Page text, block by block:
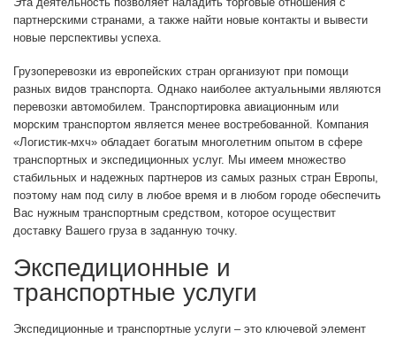
партнерскими странами, а также найти новые контакты и вывести
новые перспективы успеха.
Грузоперевозки из европейских стран организуют при помощи
разных видов транспорта. Однако наиболее актуальными являются
перевозки автомобилем. Транспортировка авиационным или
морским транспортом является менее востребованной. Компания
«Логистик-мхч» обладает богатым многолетним опытом в сфере
транспортных и экспедиционных услуг. Мы имеем множество
стабильных и надежных партнеров из самых разных стран Европы,
поэтому нам под силу в любое время и в любом городе обеспечить
Вас нужным транспортным средством, которое осуществит
доставку Вашего груза в заданную точку.
Экспедиционные и
транспортные услуги
Экспедиционные и транспортные услуги – это ключевой элемент